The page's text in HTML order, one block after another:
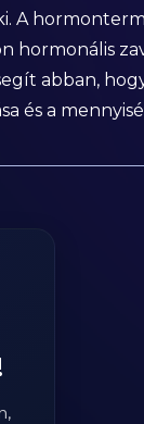
A
hormonális
abban,
és a